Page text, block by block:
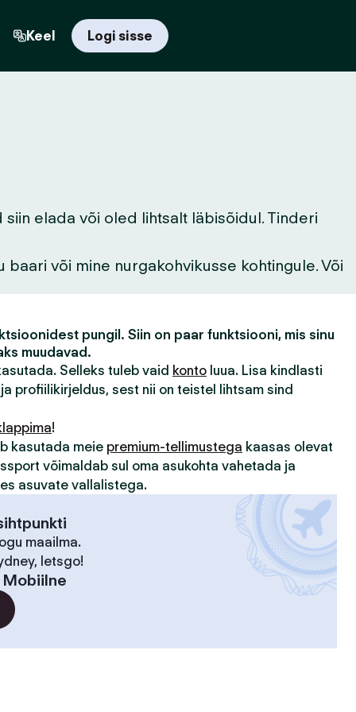
Keel Logi sisse
elada või oled lihtsalt läbisõidul. Tinderi
või mine nurgakohvikusse kohtingule. Või
pungil. Siin on paar funktsiooni, mis sinu
muudavad.
Selleks tuleb vaid konto luua. Lisa kindlasti
profiilikirjeldus, sest nii on teistel lihtsam sind
!
kasutada meie premium-tellimustega kaasas olevat
võimaldab sul oma asukohta vahetada ja
asuvate vallalistega.
maailma.
letsgo!
Mobiilne